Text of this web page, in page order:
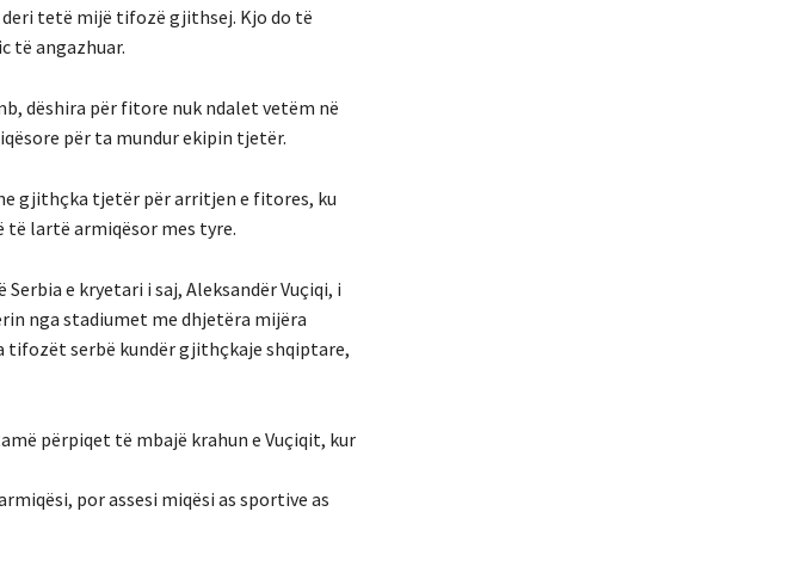
deri tetë mijë tifozë gjithsej. Kjo do të
të angazhuar.
dëshira për fitore nuk ndalet vetëm në
për ta mundur ekipin tjetër.
gjithçka tjetër për arritjen e fitores, ku
të lartë armiqësor mes tyre.
e kryetari i saj, Aleksandër Vuçiqi, i
nga stadiumet me dhjetëra mijëra
tifozët serbë kundër gjithçkaje shqiptare,
përpiqet të mbajë krahun e Vuçiqit, kur
por assesi miqësi as sportive as